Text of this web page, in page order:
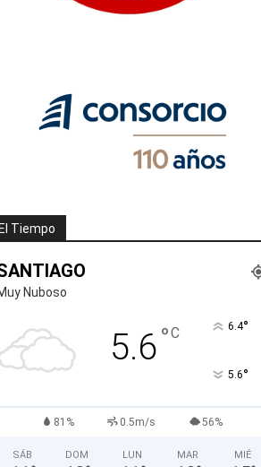
El Tiempo
Nuboso
5.6°C 6.4°
5.6°
81% 0.5m/s 56%
SÁB DOM LUN MAR MIÉ